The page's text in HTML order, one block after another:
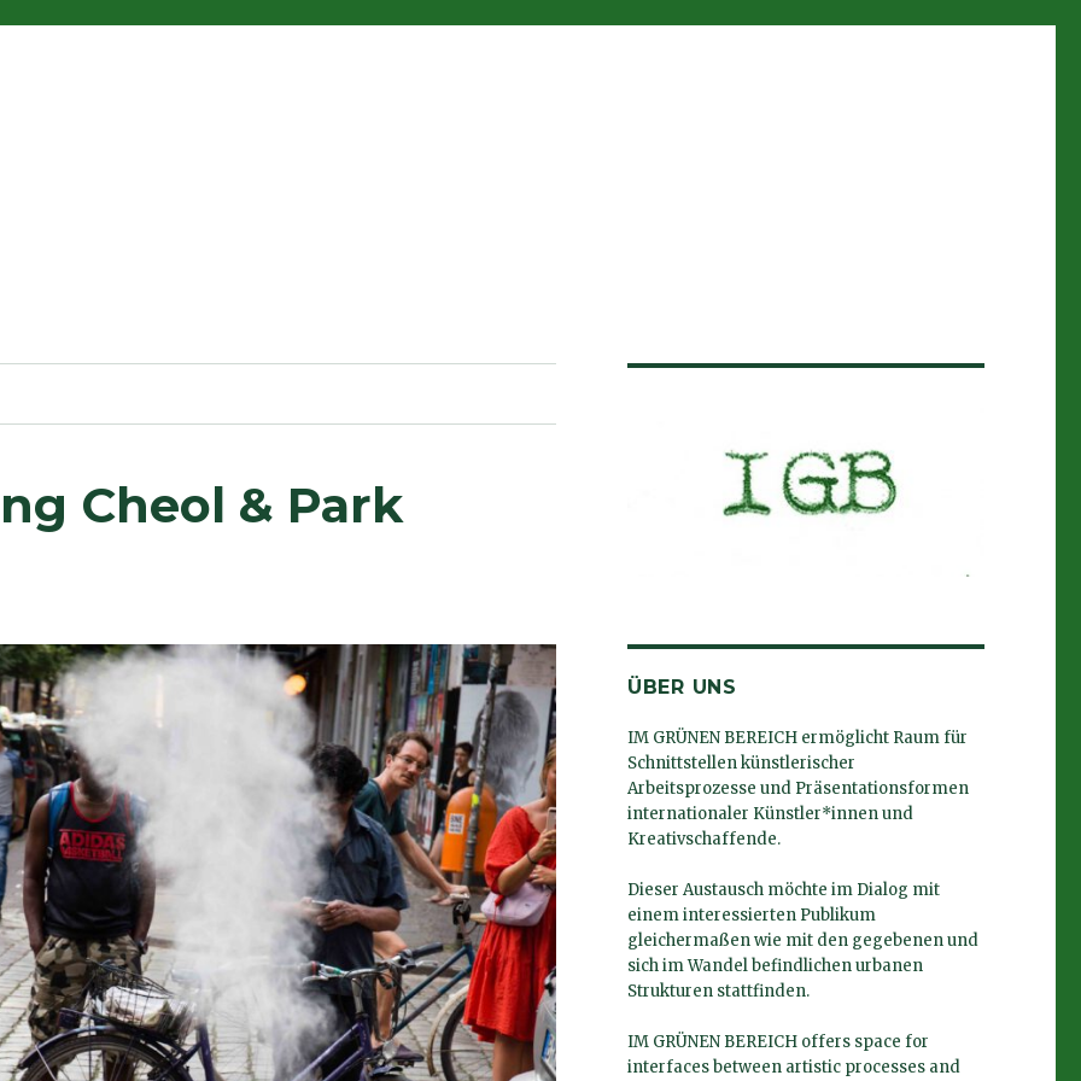
Cheol & Park
ÜBER UNS
IM GRÜNEN BEREICH ermöglicht Raum für
Schnittstellen künstlerischer
Arbeitsprozesse und Präsentationsformen
internationaler Künstler*innen und
Kreativschaffende.
Dieser Austausch möchte im Dialog mit
einem interessierten Publikum
gleichermaßen wie mit den gegebenen und
sich im Wandel befindlichen urbanen
Strukturen stattfinden.
IM GRÜNEN BEREICH offers space for
interfaces between artistic processes and